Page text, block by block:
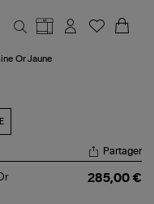
Or Jaune
Partager
285,00 €